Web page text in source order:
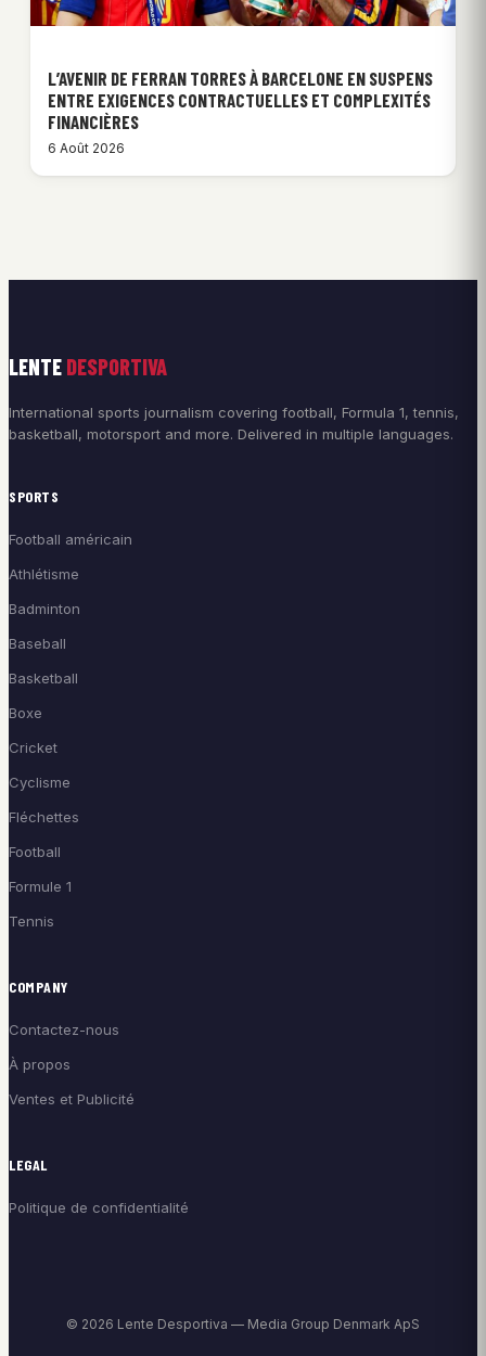
L’AVENIR DE FERRAN TORRES À BARCELONE EN SUSPENS
ENTRE EXIGENCES CONTRACTUELLES ET COMPLEXITÉS
FINANCIÈRES
6 Août 2026
LENTE DESPORTIVA
International sports journalism covering football, Formula 1, tennis,
basketball, motorsport and more. Delivered in multiple languages.
SPORTS
Football américain
Athlétisme
Badminton
Baseball
Basketball
Boxe
Cricket
Cyclisme
Fléchettes
Football
Formule 1
Tennis
COMPANY
Contactez-nous
À propos
Ventes et Publicité
LEGAL
Politique de confidentialité
© 2026 Lente Desportiva — Media Group Denmark ApS